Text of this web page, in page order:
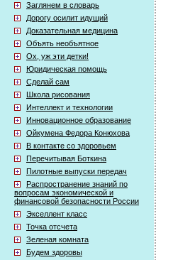
Заглянем в словарь
Дорогу осилит идущий
Доказательная медицина
Объять необъятное
Ох, уж эти детки!
Юридическая помощь
Сделай сам
Школа рисования
Интеллект и технологии
Инновационное образование
Ойкумена Федора Конюхова
В контакте со здоровьем
Перечитывая Боткина
Пилотные выпуски передач
Распространение знаний по
вопросам экономической и
финансовой безопасности России
Экселлент класс
Точка отсчета
Зеленая комната
Будем здоровы